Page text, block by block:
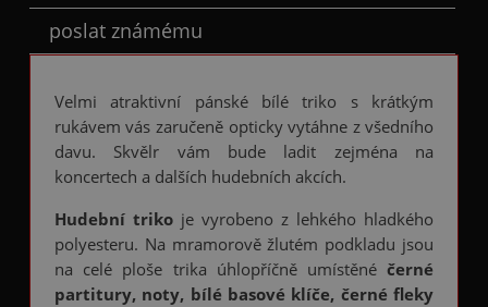
poslat známému
Velmi atraktivní pánské bílé triko s krátkým
rukávem vás zaručeně opticky vytáhne z všedního
davu. Skvělr vám bude ladit zejména na
koncertech a dalších hudebních akcích.
Hudební trikoje vyrobeno z lehkého hladkého
polyesteru. Na mramorově žlutém podkladu jsou
na celé ploše trika úhlopříčně umístěnéčerné
partitury, noty, bílé basové klíče, černé fleky